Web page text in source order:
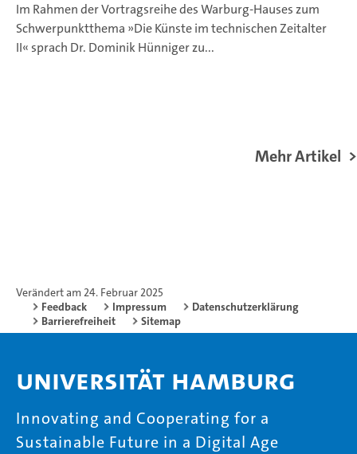
Im Rahmen der Vortragsreihe des Warburg-Hauses zum
Schwerpunktthema »Die Künste im technischen Zeitalter
II« sprach Dr. Dominik Hünniger zu...
Mehr Artikel
Verändert am 24. Februar 2025
Feedback
Impressum
Datenschutzerklärung
Barrierefreiheit
Sitemap
Universität Hamburg
Innovating and Cooperating for a
Sustainable Future in a Digital Age